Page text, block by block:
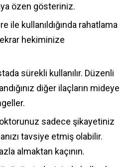
özen gösteriniz.
ile kullanıldığında rahatlama
hekiminize
sürekli kullanılır. Düzenli
diğer ilaçların mideye
sadece şikayetiniz
tavsiye etmiş olabilir.
almaktan kaçının.